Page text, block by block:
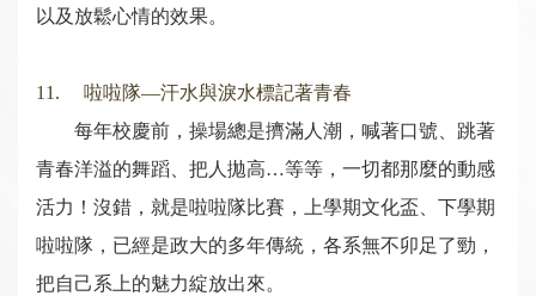
以及放鬆心情的效果。
11. 啦啦隊—汗水與淚水標記著青春
每年校慶前，操場總是擠滿人潮，喊著口號、跳著
青春洋溢的舞蹈、把人拋高…等等，一切都那麼的動感
活力！沒錯，就是啦啦隊比賽，上學期文化盃、下學期
啦啦隊，已經是政大的多年傳統，各系無不卯足了勁，
把自己系上的魅力綻放出來。